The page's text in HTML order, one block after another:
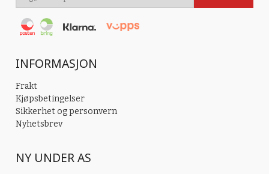
INFORMASJON
Frakt
Kjøpsbetingelser
Sikkerhet og personvern
Nyhetsbrev
NY UNDER AS